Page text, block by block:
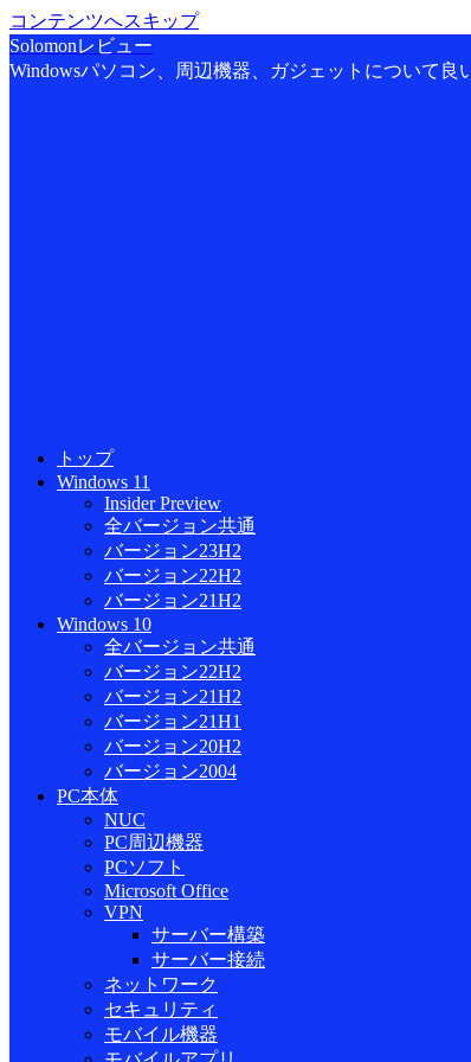
コンテンツへスキップ
Solomonレビュー
Windowsパソコン、周辺機器、ガジェットについて
トップ
Windows 11
Insider Preview
全バージョン共通
バージョン23H2
バージョン22H2
バージョン21H2
Windows 10
全バージョン共通
バージョン22H2
バージョン21H2
バージョン21H1
バージョン20H2
バージョン2004
PC本体
NUC
PC周辺機器
PCソフト
Microsoft Office
VPN
サーバー構築
サーバー接続
ネットワーク
セキュリティ
モバイル機器